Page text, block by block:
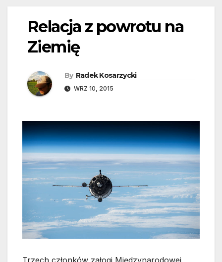
Relacja z powrotu na
Ziemię
By Radek Kosarzycki
WRZ 10, 2015